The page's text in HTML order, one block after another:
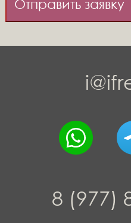
Отправить заявку
8 (977)